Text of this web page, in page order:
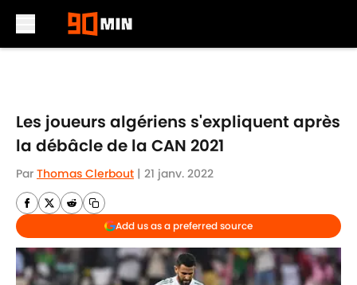
Les joueurs algériens s'expliquent après
la débâcle de la CAN 2021
Par Thomas Clerbout | 21 janv. 2022
Add us as a preferred source